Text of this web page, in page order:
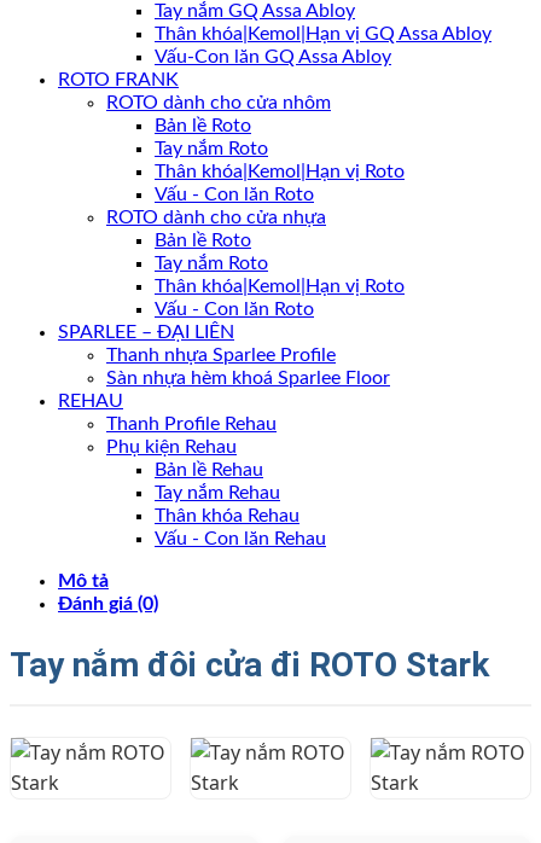
Tay nắm GQ Assa Abloy
Thân khóa|Kemol|Hạn vị GQ Assa Abloy
Vấu-Con lăn GQ Assa Abloy
ROTO FRANK
ROTO dành cho cửa nhôm
Bản lề Roto
Tay nắm Roto
Thân khóa|Kemol|Hạn vị Roto
Vấu - Con lăn Roto
ROTO dành cho cửa nhựa
Bản lề Roto
Tay nắm Roto
Thân khóa|Kemol|Hạn vị Roto
Vấu - Con lăn Roto
SPARLEE – ĐẠI LIÊN
Thanh nhựa Sparlee Profile
Sàn nhựa hèm khoá Sparlee Floor
REHAU
Thanh Profile Rehau
Phụ kiện Rehau
Bản lề Rehau
Tay nắm Rehau
Thân khóa Rehau
Vấu - Con lăn Rehau
Mô tả
Đánh giá (0)
Tay nắm đôi cửa đi ROTO Stark